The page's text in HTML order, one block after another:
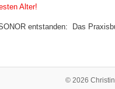
Alter!
entstanden: Das
© 2026